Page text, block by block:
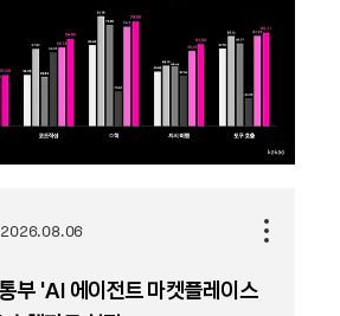
2026.08.06
부 ‘AI 에이전트 마켓플레이스